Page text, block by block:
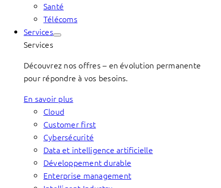
Santé
Télécoms
Services
Services
Découvrez nos offres – en évolution permanente
pour répondre à vos besoins.
En savoir plus
Cloud
Customer first
Cybersécurité
Data et intelligence artificielle
Développement durable
Enterprise management